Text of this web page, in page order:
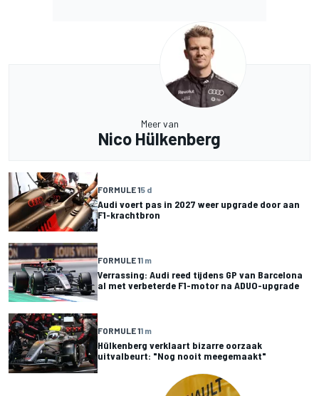
Meer van
Nico Hülkenberg
FORMULE 15 d
Audi voert pas in 2027 weer upgrade door aan
F1-krachtbron
FORMULE 11 m
Verrassing: Audi reed tijdens GP van Barcelona
al met verbeterde F1-motor na ADUO-upgrade
FORMULE 11 m
Hülkenberg verklaart bizarre oorzaak
uitvalbeurt: "Nog nooit meegemaakt"